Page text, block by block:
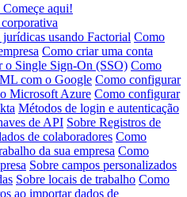
aqui!
usando Factorial Como
Como criar uma conta
o Single Sign-On (SSO) Como
com o Google Como configurar
Microsoft Azure Como configurar
Métodos de login e autenticação
de API Sobre Registros de
de colaboradores Como
da sua empresa Como
Sobre campos personalizados
Sobre locais de trabalho Como
ao importar dados de